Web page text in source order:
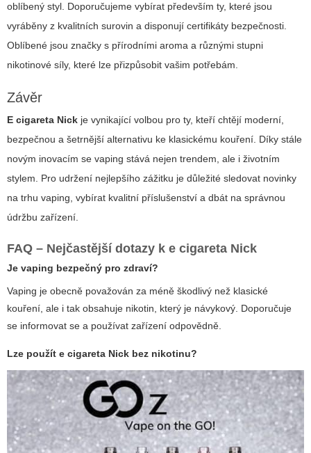
oblíbený styl. Doporučujeme vybírat především ty, které jsou
vyráběny z kvalitních surovin a disponují certifikáty bezpečnosti.
Oblíbené jsou značky s přírodními aroma a různými stupni
nikotinové síly, které lze přizpůsobit vašim potřebám.
Závěr
E cigareta Nick je vynikající volbou pro ty, kteří chtějí moderní,
bezpečnou a šetrnější alternativu ke klasickému kouření. Díky stále
novým inovacím se vaping stává nejen trendem, ale i životním
stylem. Pro udržení nejlepšího zážitku je důležité sledovat novinky
na trhu vaping, vybírat kvalitní příslušenství a dbát na správnou
údržbu zařízení.
FAQ – Nejčastější dotazy k e cigareta Nick
Je vaping bezpečný pro zdraví?
Vaping je obecně považován za méně škodlivý než klasické
kouření, ale i tak obsahuje nikotin, který je návykový. Doporučuje
se informovat se a používat zařízení odpovědně.
Lze použít e cigareta Nick bez nikotinu?